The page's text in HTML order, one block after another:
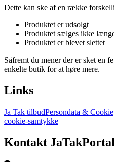
Dette kan ske af en række
Produktet er udsolgt
Produktet sælges ikke
Produktet er blevet slettet
Såfremt du mener der er sket en
enkelte butik for at høre mere.
Links
Ja Tak tilbudPersondata &
cookie-samtykke
Kontakt